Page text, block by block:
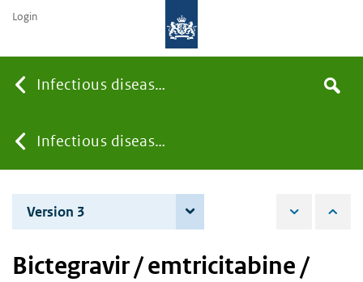
Infectious diseases
You
are
here:
Infectious diseases
the
Search
Login
Version 3
Bictegravir / emtricitabine /